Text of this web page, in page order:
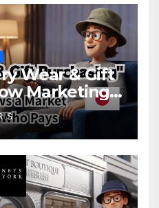
Wear & Gift
Marketing
by
Pays